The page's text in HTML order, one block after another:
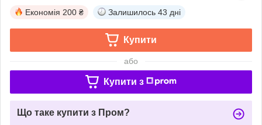
Економія 200 ₴ Залишилось 43 дні
Купити
або
Купити з
Що таке купити з Пром?